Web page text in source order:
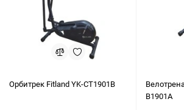
Орбитрек Fitland YK-CT1901B
B1901A